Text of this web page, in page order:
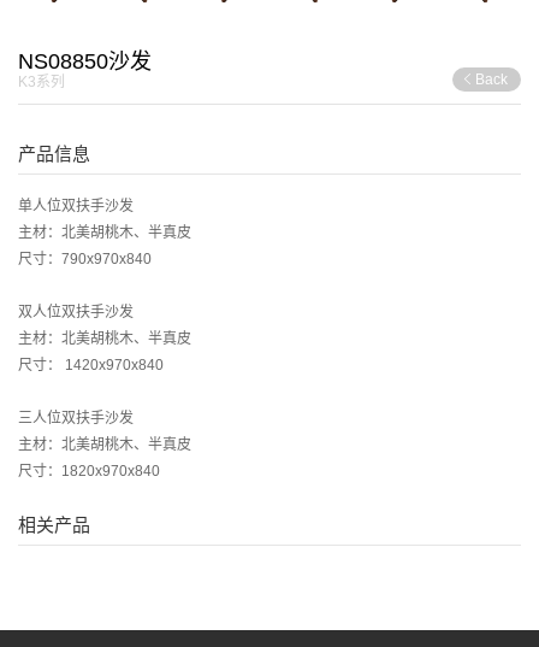
NS08850沙发
K3系列 Back
产品信息
单人位双扶手沙发
主材：北美胡桃木、半真皮
尺寸：790x970x840
双人位双扶手沙发
主材：北美胡桃木、半真皮
尺寸： 1420x970x840
三人位双扶手沙发
主材：北美胡桃木、半真皮
尺寸：1820x970x840
相关产品